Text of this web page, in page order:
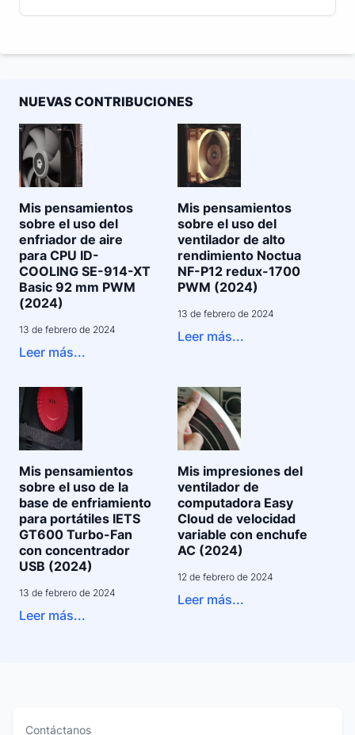
NUEVAS CONTRIBUCIONES
Mis pensamientos
sobre el uso del
enfriador de aire
para CPU ID-
COOLING SE-914-XT
Basic 92 mm PWM
(2024)
13 de febrero de 2024
Leer más...
Mis pensamientos
sobre el uso del
ventilador de alto
rendimiento Noctua
NF-P12 redux-1700
PWM (2024)
13 de febrero de 2024
Leer más...
Mis pensamientos
sobre el uso de la
base de enfriamiento
para portátiles IETS
GT600 Turbo-Fan
con concentrador
USB (2024)
13 de febrero de 2024
Leer más...
Mis impresiones del
ventilador de
computadora Easy
Cloud de velocidad
variable con enchufe
AC (2024)
12 de febrero de 2024
Leer más...
Contáctanos